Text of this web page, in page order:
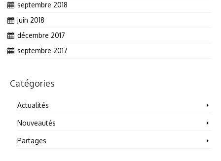
septembre 2018
juin 2018
décembre 2017
septembre 2017
Catégories
Actualités
Nouveautés
Partages